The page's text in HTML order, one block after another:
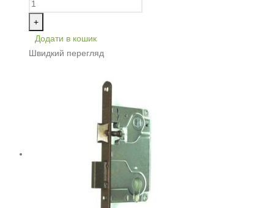
+
Додати в кошик
Швидкий перегляд